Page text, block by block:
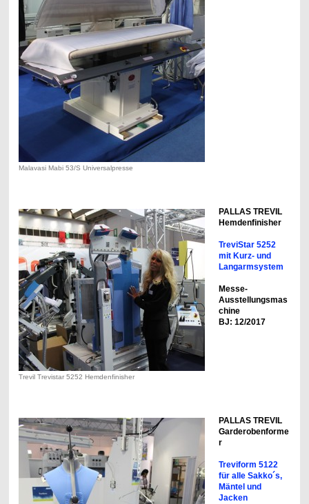
Malavasi Mabi 53/S Universalpresse
Trevil Trevistar 5252 Hemdenfinisher
PALLAS TREVIL
Hemdenfinisher
TreviStar 5252
mit Kurz- und
Langarmsystem
Messe-
Ausstellungsmas
chine
BJ: 12/2017
PALLAS TREVIL
Garderobenforme
r
Treviform 5122
für alle Sakko´s,
Mäntel und
Jacken